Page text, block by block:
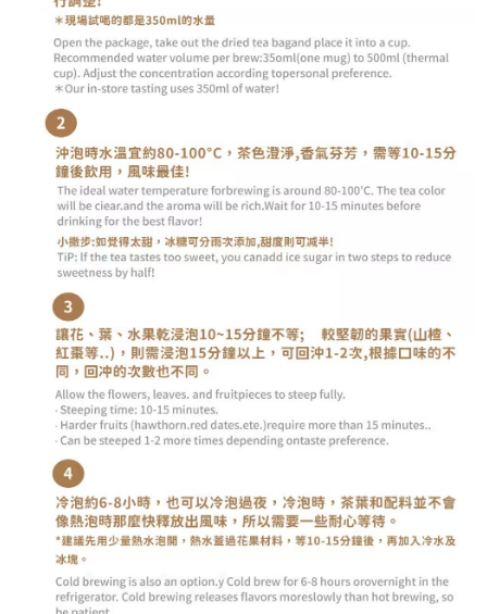
2.透過簡訊連結打開帳單後，可選擇「超商條碼／台灣大直營門市／銀行轉
帳／街口支付／iPASS MONEY」等通路繳費。
【注意事項】
1.本服務係由「台灣大哥大股份有限公司」（以下簡稱本公司）所提供，讓
用戶於交易時，得透過本服務購買商品或服務，並由商店將買賣／分期付款
買賣價金債權讓與本公司後，依約使用本公司帳單繳交帳款。
2.基於同意付款使用「大哥付你分期」之契約關係目的，商店將以您的個人
資料（包含姓名、電話或地址）提供予台灣大哥大進項蒐集、處理及利用，
由本公司與您本人進行分期帳單所需資料之確認、核對及更正。
3.完整用戶服務條款，請詳閱以下連結：
１．於結帳方式選擇「AFTEE先享後付」後，將跳轉至「AFTEE先享後付」
結帳頁面，進行簡訊認證並確認金額後，即可完成結帳。
２．訂單成立數日內，您將收到繳費通知簡訊。
３．收到繳費通知簡訊後14天內，點擊此簡訊中的連結，可透過四大超商／
ATM／網路銀行／等多元方式進行付款，方視為交易完成。
※ 請注意：結帳手續完成當下不需立刻繳費，但若您需要取消訂單，請聯絡
購買商品的店家。未經商家同意取消之訂單仍視為有效，需透過AFTEE先享
後付繳納相關費用。
※ 交易是否成功請以「AFTEE先享後付 」之結帳頁面顯示為準，若有關於
是否繳費成功／繳費後需取消欲退款等相關疑問，請聯繫「AFTEE先享後付
客戶支援中心」https://netprotections.freshdesk.com/support/home
【注意事項】
１．透過由恩沛科技股份有限公司提供之「AFTEE先享後付」服務完成之交
易，需依本服務之必要範圍內提供個人資料，並將交易相關給付款項請求債
權轉讓予恩沛科技股份有限公司。
２．關於個人資料處理事宜，請瀏覽以下網址：
https://aftee.tw/terms/#terms3
３．未成年的使用者請事先徵得法定代理人或監護人之同意方可使用
「AFTEE先享後付」，若未經同意申辦者引起之損失，本公司不負相關責
４．使用「AFTEE先享後付」時，將依據個別帳號之用戶狀況，依本公司即
時審查核予不同之上限額度；若仍有額度不足之情形，本公司將視審查結果
請求用戶進行身份認證。
５．嚴禁一人註冊多個帳號或使用他人資訊註冊。若發現惡意使用之情形，
恩沛科技股份有限公司將有權停止該用戶之使用額度並採取法律行動。
付款後7-11取貨
每筆NT$70，滿NT$1,000(含以上)免運費
每筆NT$100，滿NT$1,200(含以上)免運費
京站台北店客服中心(1F星巴克旁) 即日起不提供京站紙袋，取件時
請自備購物袋，若需購買紙袋可現場詢問
免運費